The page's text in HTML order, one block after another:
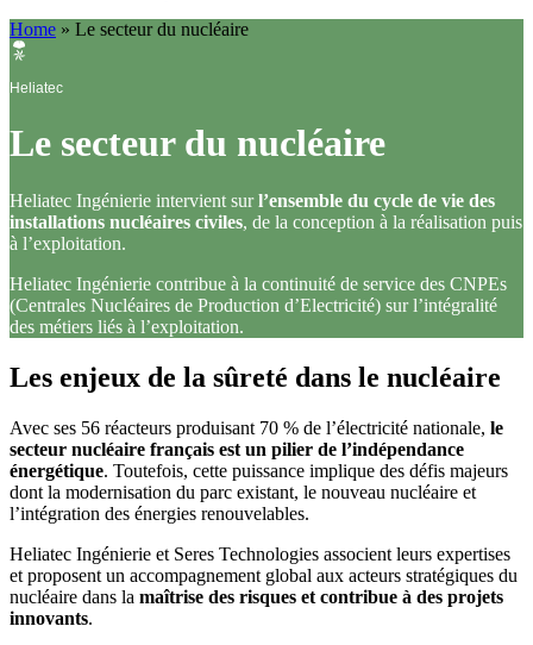
Home » Le secteur du nucléaire
Heliatec
Le secteur du nucléaire
Heliatec Ingénierie intervient surl’ensemble du cycle de vie des
installations nucléaires civiles, de la conception à la réalisation puis
à l’exploitation.
Heliatec Ingénierie contribue à la continuité de service des CNPEs
(Centrales Nucléaires de Production d’Electricité) sur l’intégralité
des métiers liés à l’exploitation.
Les enjeux de la sûreté dans le nucléaire
Avec ses 56 réacteurs produisant 70 % de l’électricité nationale, le
secteur nucléaire français est un pilier de l’indépendance
énergétique. Toutefois, cette puissance implique des défis majeurs
dont la modernisation du parc existant, le nouveau nucléaire et
l’intégration des énergies renouvelables.
Heliatec Ingénierie et Seres Technologies associent leurs expertises
et proposent un accompagnement global aux acteurs stratégiques du
nucléaire dans la maîtrise des risques et contribue à des projets
innovants.